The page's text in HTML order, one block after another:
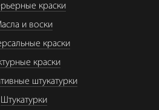
краски
и воски
краски
краски
штукатурки
Штукатурки